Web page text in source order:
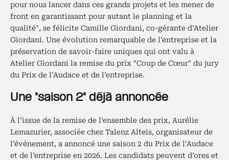
pour nous lancer dans ces grands projets et les mener de
front en garantissant pour autant le planning et la
qualité", se félicite Camille Giordani, co-gérante d’Atelier
Giordani. Une évolution remarquable de l’entreprise et la
préservation de savoir-faire uniques qui ont valu à
Atelier Giordani la remise du prix "Coup de Cœur" du jury
du Prix de l’Audace et de l’entreprise.
Une "saison 2" déjà annoncée
À l’issue de la remise de l’ensemble des prix, Aurélie
Lemazurier, associée chez Talenz Alteis, organisateur de
l’événement, a annoncé une saison 2 du Prix de l’Audace
et de l’entreprise en 2026. Les candidats peuvent d’ores et